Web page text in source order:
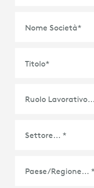
Nome Società*
Titolo*